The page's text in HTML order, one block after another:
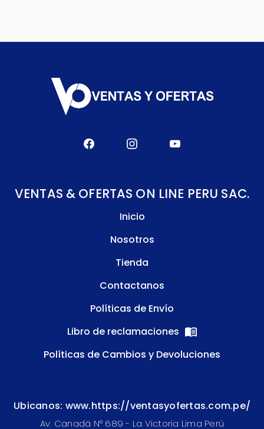
VENTAS & OFERTAS ON LINE PERU SAC.
Inicio
Nosotros
Tienda
Contactanos
Políticas de Envío
Libro de reclamaciones
Políticas de Cambios y Devoluciones
Ubicanos: www.https://ventasyofertas.com.pe/
Av. Canadá N° 689 - La Victoria Lima Perú